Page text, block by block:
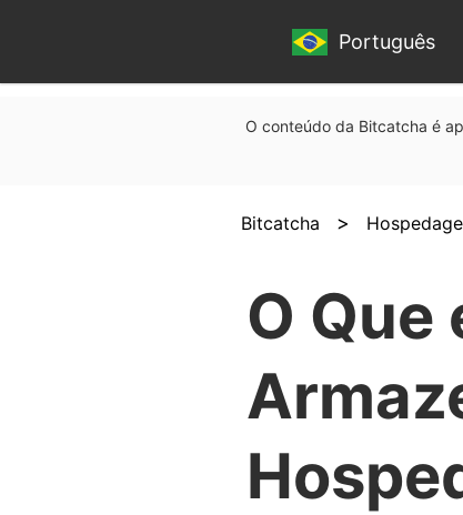
Português
O conteúdo da Bitcatcha é
Bitcatcha >
O Que